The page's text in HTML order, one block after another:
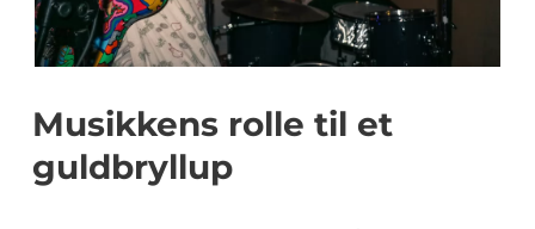
Musikkens rolle til et
guldbryllup